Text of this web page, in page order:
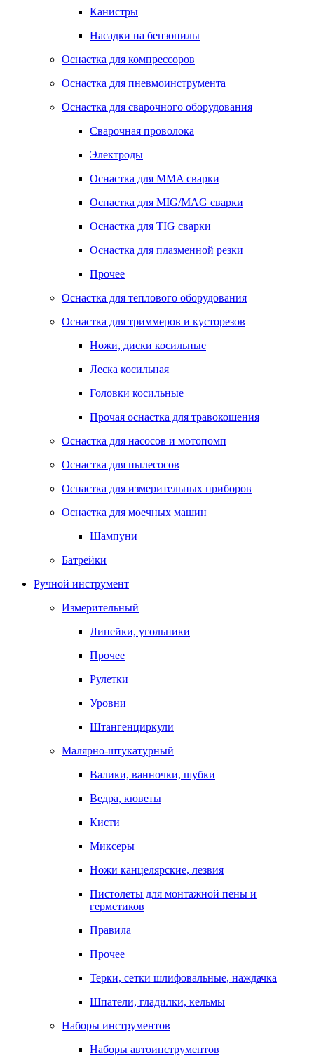
Канистры
Насадки на бензопилы
Оснастка для компрессоров
Оснастка для пневмоинструмента
Оснастка для сварочного оборудования
Сварочная проволока
Электроды
Оснастка для MMA сварки
Оснастка для MIG/MAG сварки
Оснастка для TIG сварки
Оснастка для плазменной резки
Прочее
Оснастка для теплового оборудования
Оснастка для триммеров и кусторезов
Ножи, диски косильные
Леска косильная
Головки косильные
Прочая оснастка для травокошения
Оснастка для насосов и мотопомп
Оснастка для пылесосов
Оснастка для измерительных приборов
Оснастка для моечных машин
Шампуни
Батрейки
Ручной инструмент
Измерительный
Линейки, угольники
Прочее
Рулетки
Уровни
Штангенциркули
Малярно-штукатурный
Валики, ванночки, шубки
Ведра, кюветы
Кисти
Миксеры
Ножи канцелярские, лезвия
Пистолеты для монтажной пены и
герметиков
Правила
Прочее
Терки, сетки шлифовальные, наждачка
Шпатели, гладилки, кельмы
Наборы инструментов
Наборы автоинструментов